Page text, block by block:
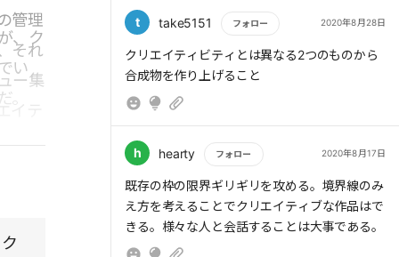
管理
それ
ー集
、ク
い
t take5151 フォロー 2020年8月28日
もっと読む
クリエイティビティとは異なる2つのものから
合成物を作り上げること
h hearty フォロー 2020年8月17日
もっと読む
既存の枠の限界ギリギリを攻める。境界線のみ
え方を考えることでクリエイティブな作品はで
きる。様々な人と会話することは大事である。